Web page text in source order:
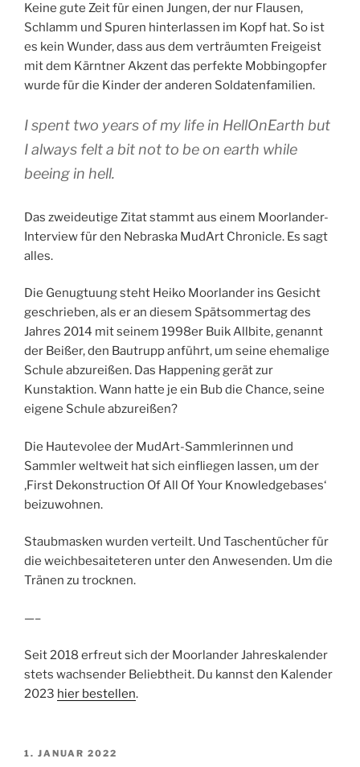
Keine gute Zeit für einen Jungen, der nur Flausen,
Schlamm und Spuren hinterlassen im Kopf hat. So ist
es kein Wunder, dass aus dem verträumten Freigeist
mit dem Kärntner Akzent das perfekte Mobbingopfer
wurde für die Kinder der anderen Soldatenfamilien.
I spent two years of my life in HellOnEarth but
I always felt a bit not to be on earth while
beeing in hell.
Das zweideutige Zitat stammt aus einem Moorlander-
Interview für den Nebraska MudArt Chronicle. Es sagt
alles.
Die Genugtuung steht Heiko Moorlander ins Gesicht
geschrieben, als er an diesem Spätsommertag des
Jahres 2014 mit seinem 1998er Buik Allbite, genannt
der Beißer, den Bautrupp anführt, um seine ehemalige
Schule abzureißen. Das Happening gerät zur
Kunstaktion. Wann hatte je ein Bub die Chance, seine
eigene Schule abzureißen?
Die Hautevolee der MudArt-Sammlerinnen und
Sammler weltweit hat sich einfliegen lassen, um der
‚First Dekonstruction Of All Of Your Knowledgebases‘
beizuwohnen.
Staubmasken wurden verteilt. Und Taschentücher für
die weichbesaiteteren unter den Anwesenden. Um die
Tränen zu trocknen.
—–
Seit 2018 erfreut sich der Moorlander Jahreskalender
stets wachsender Beliebtheit. Du kannst den Kalender
2023 hier bestellen.
VERÖFFENTLICHT
1. JANUAR 2022